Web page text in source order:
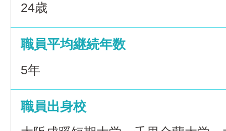
24歳
職員平均継続年数
5年
職員出身校